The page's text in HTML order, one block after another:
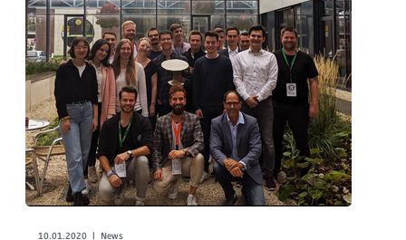
10.01.2020 | News